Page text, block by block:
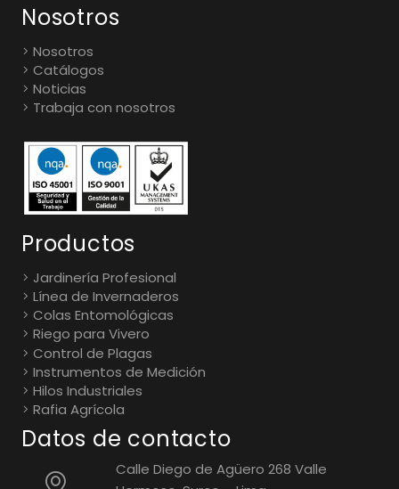
Nosotros
Nosotros
Catálogos
Noticias
Trabaja con nosotros
Productos
Jardinería Profesional
Línea de Invernaderos
Colas Entomológicas
Riego para Vivero
Control de Plagas
Instrumentos de Medición
Hilos Industriales
Rafia Agrícola
Datos de contacto
Calle Diego de Agüero 268 Valle